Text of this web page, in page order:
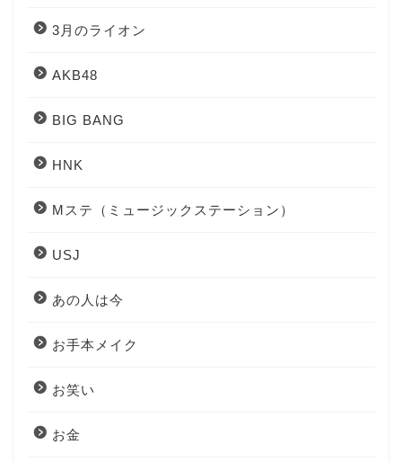
3月のライオン
AKB48
BIG BANG
HNK
Mステ（ミュージックステーション）
USJ
あの人は今
お手本メイク
お笑い
お金